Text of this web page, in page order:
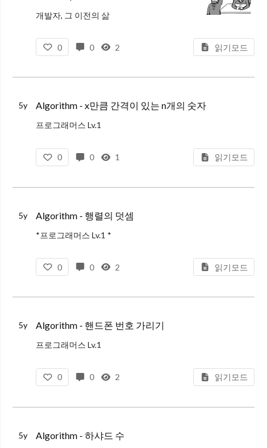
개발자, 그 이전의 삶
학부생 때는 전공 개념을 익히고, 문제들을 하나, 둘 씩 풀어나가는게 재밌었다.
0 0 2 읽기모드
5y Algorithm - x만큼 간격이 있는 n개의 숫자
프로그래머스 Lv.1
함수 solution은 정수 x와 자연수 n을 입력 받아, x부터 시작해 x씩 증가하는 숫자를 n개 지니는 리스트를 리턴해야 합니다. 다음 제한 조건을 보고, 조건을 만족하는 함수, solution
0 0 1 읽기모드
5y Algorithm - 행렬의 덧셈
*프로그래머스 Lv.1 *
행렬의 덧셈은 행과 열의 크기가 같은 두 행렬의 같은 행, 같은 열의 값을 서로 더한 결과가 됩니다. 2개의 행렬 arr1과 arr2를 입력받아, 행렬 덧셈의 결과를 반환하는 함수, solut
0 0 2 읽기모드
5y Algorithm - 핸드폰 번호 가리기
프로그래머스 Lv.1
프로그래머스 모바일은 개인정보 보호를 위해 고지서를 보낼 때 고객들의 전화번호의 일부를 가립니다.
0 0 2 읽기모드
5y Algorithm - 하샤드 수